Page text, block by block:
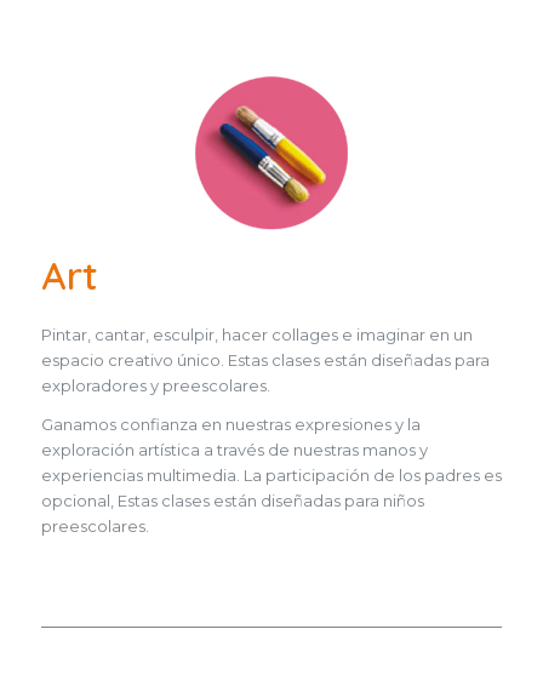
Art
Pintar, cantar, esculpir, hacer collages e imaginar en un
espacio creativo único. Estas clases están diseñadas para
exploradores y preescolares.
Ganamos confianza en nuestras expresiones y la
exploración artística a través de nuestras manos y
experiencias multimedia. La participación de los padres es
opcional, Estas clases están diseñadas para niños
preescolares.